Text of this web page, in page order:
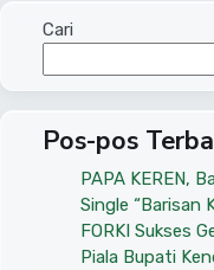
Cari
Pos-pos
PAPA KEREN,
Single “Barisan
FORKI Sukses
Piala Bupati